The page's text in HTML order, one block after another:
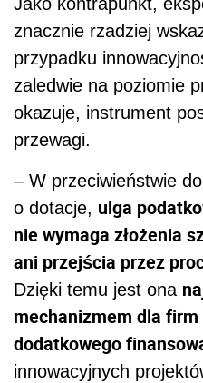
znacznie rzadziej
przypadku
zaledwie na poziomie
okazuje, instrument
przewagi.
– W przeciwieństwie
o dotacje, ulga
nie wymaga złożenia
ani przejścia przez
Dzięki temu jest ona
mechanizmem dla
dodatkowego
innowacyjnych